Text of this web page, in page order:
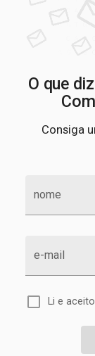
O que
Consiga
nome
e-mail
Li e